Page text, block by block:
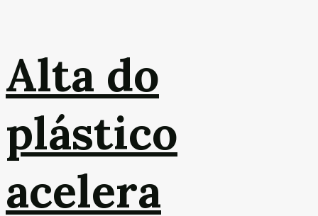
Alta do
plástico
acelera